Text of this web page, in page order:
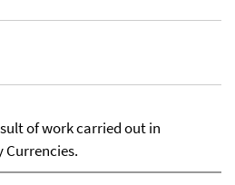
of work carried out in
Currencies.